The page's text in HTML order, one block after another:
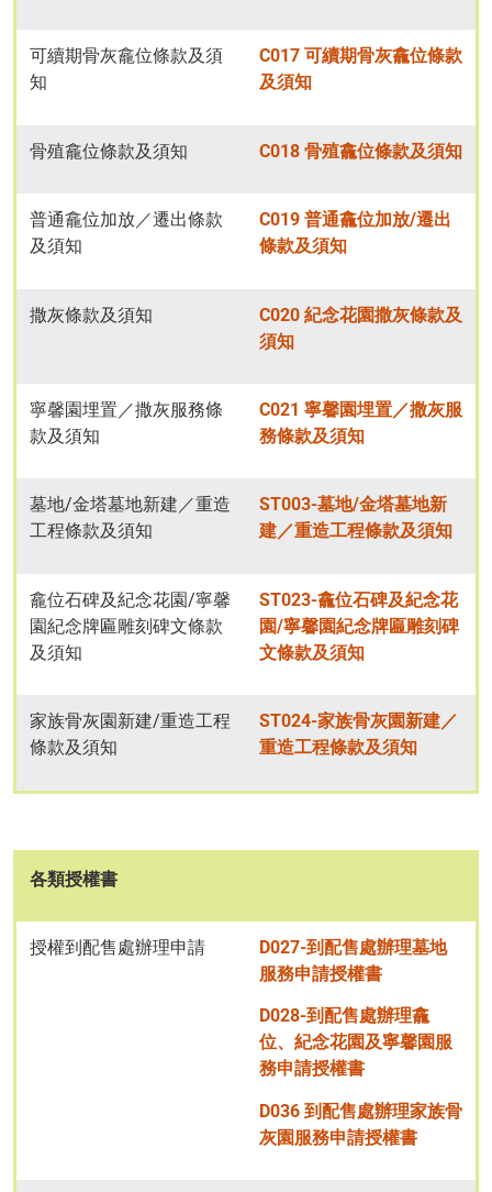
可續期骨灰龕位條款及須
知
C017 可續期骨灰龕位條款
及須知
骨殖龕位條款及須知 C018 骨殖龕位條款及須知
普通龕位加放／遷出條款
及須知
C019 普通龕位加放/遷出
條款及須知
撒灰條款及須知
C020 紀念花園撒灰條款及
須知
寧馨園埋置／撒灰服務條
款及須知
C021 寧馨園埋置／撒灰服
務條款及須知
墓地/金塔墓地新建／重造
工程條款及須知
ST003-墓地/金塔墓地新
建／重造工程條款及須知
龕位石碑及紀念花園/寧馨
園紀念牌匾雕刻碑文條款
及須知
ST023-龕位石碑及紀念花
園/寧馨園紀念牌匾雕刻碑
文條款及須知
家族骨灰園新建/重造工程
條款及須知
ST024-家族骨灰園新建／
重造工程條款及須知
各類授權書
授權到配售處辦理申請
D027-到配售處辦理墓地
服務申請授權書
D028-到配售處辦理龕
位、紀念花園及寧馨園服
務申請授權書
D036 到配售處辦理家族骨
灰園服務申請授權書